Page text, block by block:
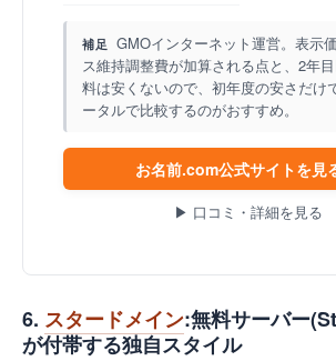
補足
GMOインターネット運営。表示
ス維持調整費が加算される点と、2年
料は安くないので、初年度の安さだけ
ータルで比較するのがおすすめ。
お名前.com公式サイトを見
▶ 口コミ・詳細を見る
6. スタードメイン:無料サーバー
が付帯する独自スタイル